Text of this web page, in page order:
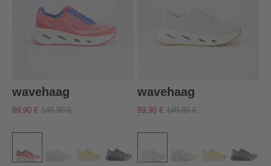
wavehaag
89,90 € 149,90 €
wavehaag
89,90 € 149,90 €